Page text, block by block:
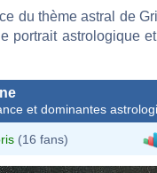
du thème astral de
portrait astrologique
et dominantes
(16 fans)